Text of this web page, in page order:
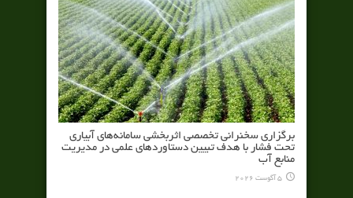
برگزاری سخنرانی تخصصی اثربخشی سامانه‌های آبیاری
تحت فشار با هدف تبیین دستاوردهای علمی در مدیریت
منابع آب
5 آگوست 2026